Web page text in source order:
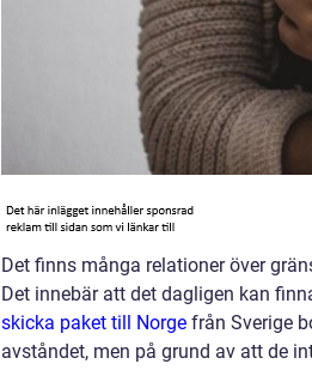
Det finns många relationer över
Det innebär att det dagligen kan
skicka paket till Norge från Sverige
avståndet, men på grund av att de